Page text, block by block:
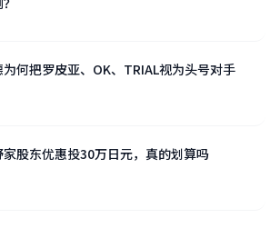
何把罗皮亚、OK、TRIAL视为头号对手
家股东优惠投30万日元，真的划算吗